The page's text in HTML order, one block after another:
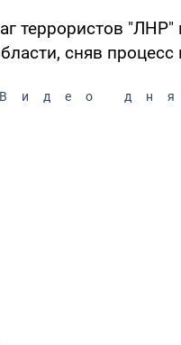
террористов "ЛНР"
сняв процесс
Видео дня